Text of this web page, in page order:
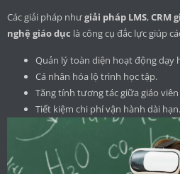
Các giải pháp nhưgiải pháp LMS,CRM
nghệ giáo dục là công cụ đắc lực giúp
Quản lý toàn diện hoạt động dạy
Cá nhân hóa lộ trình học tập.
Tăng tính tương tác giữa giáo
Tiết kiệm chi phí vận hành dài hạn.